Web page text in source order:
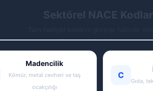
Sektörel NACE
Madencilik
Kömür, metal cevheri ve taş
ocakçılığı
C
Gıda,